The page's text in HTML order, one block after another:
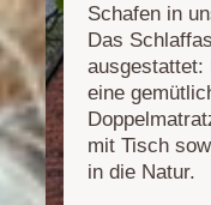
Schafen in
Das
ausgestattet:
eine
mit Tisch
in die Natur.